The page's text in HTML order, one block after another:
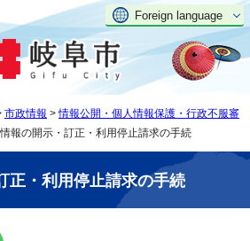
Foreign language
市政情報 >情報公開・個人情報保護・行政不服審
報の開示・訂正・利用停止請求の手続
正・利用停止請求の手続